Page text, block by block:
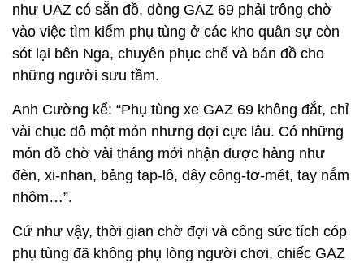
như UAZ có sẵn đồ, dòng GAZ 69 phải trông chờ
vào việc tìm kiếm phụ tùng ở các kho quân sự còn
sót lại bên Nga, chuyên phục chế và bán đồ cho
những người sưu tầm.
Anh Cường kể: “Phụ tùng xe GAZ 69 không đắt, chỉ
vài chục đô một món nhưng đợi cực lâu. Có những
món đồ chờ vài tháng mới nhận được hàng như
đèn, xi-nhan, bảng tap-lô, dây công-tơ-mét, tay nắm
nhôm…”.
Cứ như vậy, thời gian chờ đợi và công sức tích cóp
phụ tùng đã không phụ lòng người chơi, chiếc GAZ